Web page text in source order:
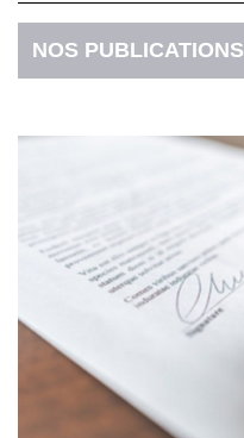
NOS PUBLICATIONS